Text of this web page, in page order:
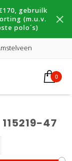
gebruilk
(m.u.v.
polo´s)
0
115219-47